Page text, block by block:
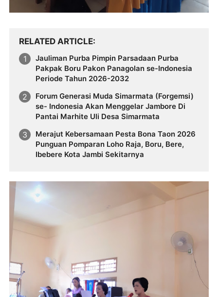
RELATED ARTICLE
Jauliman Purba Pimpin Parsadaan Purba
Pakpak Boru Pakon Panagolan se-Indonesia
Periode Tahun 2026-2032
Forum Generasi Muda Simarmata (Forgemsi)
se- Indonesia Akan Menggelar Jambore Di
Pantai Marhite Uli Desa Simarmata
Merajut Kebersamaan Pesta Bona Taon 2026
Punguan Pomparan Loho Raja, Boru, Bere,
Ibebere Kota Jambi Sekitarnya